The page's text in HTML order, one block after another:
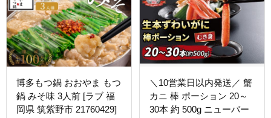
博多もつ鍋 おおやま もつ
鍋 みそ味 3人前 [ラブ 福
岡県 筑紫野市 21760429]
＼10営業日以内発送／ 蟹
カニ 棒 ポーション 20～
30本 約 500g ニューバー